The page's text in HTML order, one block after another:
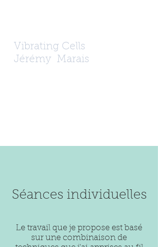
Vibrating Cells
Jérémy Marais
Séances individuelles
Le travail que je propose est basé
sur une combinaison de